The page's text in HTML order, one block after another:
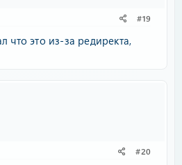
#19
что это из-за редиректа,
#20